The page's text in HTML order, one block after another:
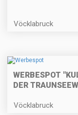
Vöcklabruck
WERBESPOT
DER
Vöcklabruck